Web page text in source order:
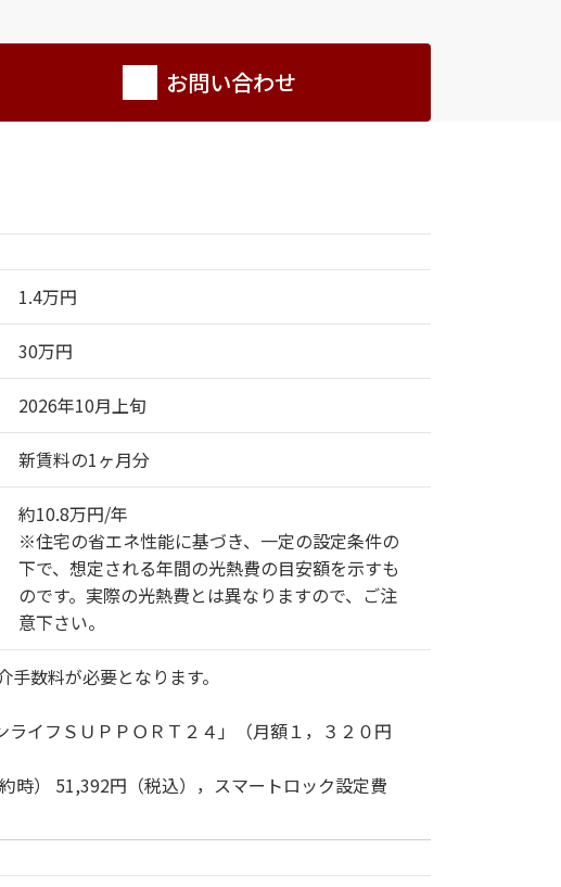
お問い合わせ
1.4万円
30万円
2026年10月上旬
新賃料の1ヶ月分
約10.8万円/年
※住宅の省エネ性能に基づき、一定の設定条件の
下で、想定される年間の光熱費の目安額を示すも
のです。実際の光熱費とは異なりますので、ご注
意下さい。
数料が必要となります。
イフＳＵＰＰＯＲＴ２４」（月額１，３２０円
時） 51,392円（税込），スマートロック設定費